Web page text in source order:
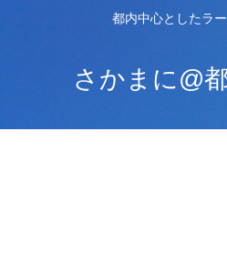
都内中心としたラ
さかまに@